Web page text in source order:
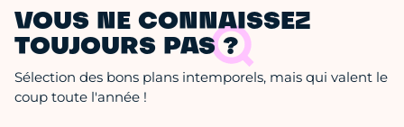
VOUS NE CONNAISSEZ
TOUJOURS PAS ?
Sélection des bons plans intemporels, mais qui valent le
coup toute l'année !